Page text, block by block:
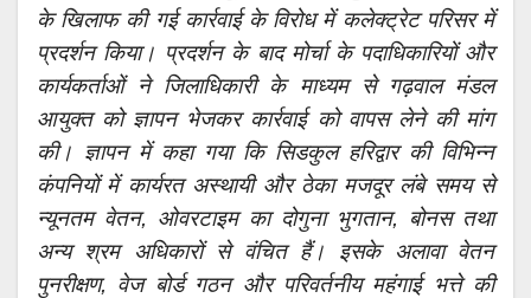
के खिलाफ की गई कार्रवाई के विरोध में कलेक्ट्रेट परिसर में
प्रदर्शन किया। प्रदर्शन के बाद मोर्चा के पदाधिकारियों और
कार्यकर्ताओं ने जिलाधिकारी के माध्यम से गढ़वाल मंडल
आयुक्त को ज्ञापन भेजकर कार्रवाई को वापस लेने की मांग
की। ज्ञापन में कहा गया कि सिडकुल हरिद्वार की विभिन्न
कंपनियों में कार्यरत अस्थायी और ठेका मजदूर लंबे समय से
न्यूनतम वेतन, ओवरटाइम का दोगुना भुगतान, बोनस तथा
अन्य श्रम अधिकारों से वंचित हैं। इसके अलावा वेतन
पुनरीक्षण, वेज बोर्ड गठन और परिवर्तनीय महंगाई भत्ते की